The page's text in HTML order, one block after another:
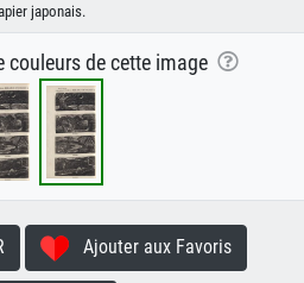
japonais.
couleurs de cette image
Ajouter aux Favoris